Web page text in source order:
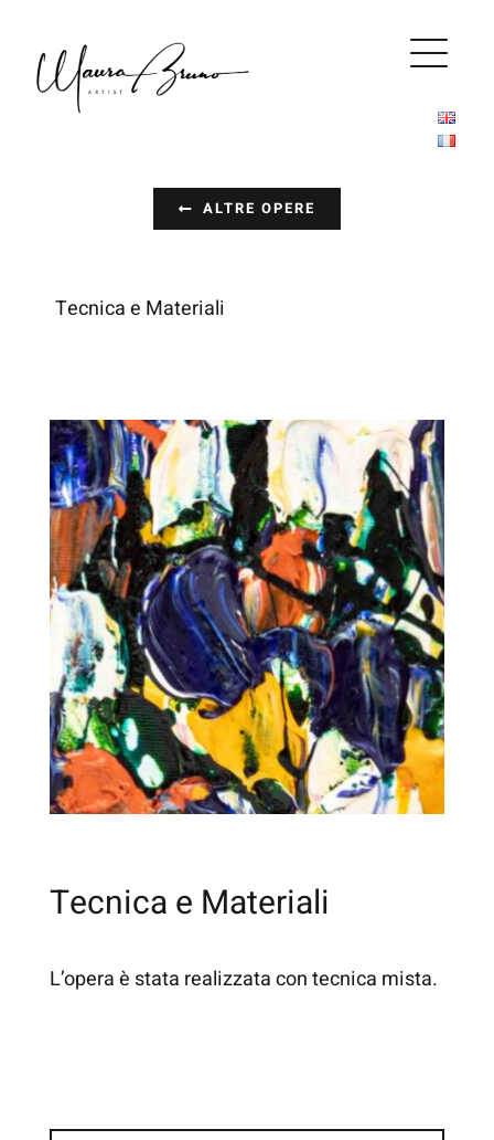
contenuto
Tecnica e Materiali
L’opera è stata realizzata con tecnica mista.
ALTRE OPERE
Tecnica e Materiali